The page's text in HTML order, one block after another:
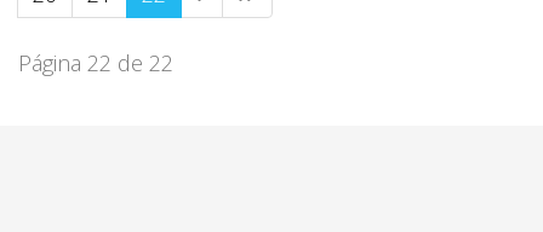
Página 22 de 22